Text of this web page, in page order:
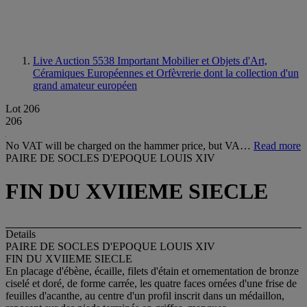
Live Auction 5538 Important Mobilier et Objets d'Art,
Céramiques Européennes et Orfèvrerie dont la collection d'un
grand amateur européen
Lot 206
206
No VAT will be charged on the hammer price, but VA… Read more
PAIRE DE SOCLES D'EPOQUE LOUIS XIV
FIN DU XVIIEME SIECLE
Details
PAIRE DE SOCLES D'EPOQUE LOUIS XIV
FIN DU XVIIEME SIECLE
En placage d'ébène, écaille, filets d'étain et ornementation de bronze
ciselé et doré, de forme carrée, les quatre faces ornées d'une frise de
feuilles d'acanthe, au centre d'un profil inscrit dans un médaillon,